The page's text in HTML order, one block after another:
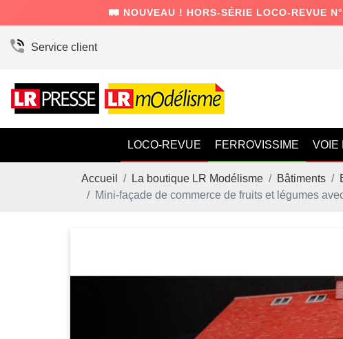
🛤️ NOUVEAU ! HORS-SÉRIE LOCO-REVUE
Service client
LOCO-REVUE FERROVISSIME VOIE
Accueil La boutique LR Modélisme Bâtiments
Mini-façade de commerce de fruits et légumes